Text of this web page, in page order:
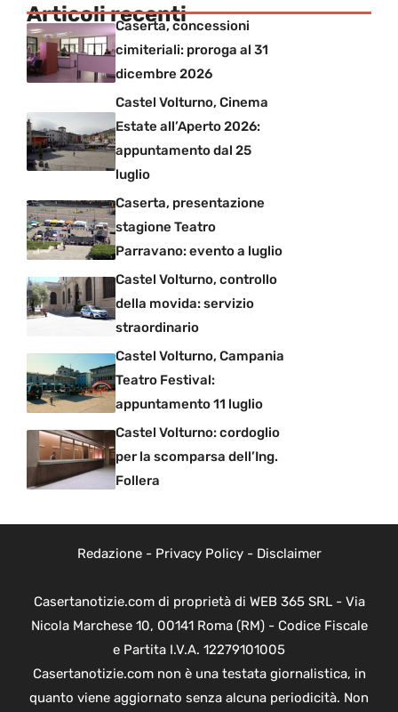
Articoli recenti
Caserta, concessioni
cimiteriali: proroga al 31
dicembre 2026
Castel Volturno, Cinema
Estate all’Aperto 2026:
appuntamento dal 25
luglio
Caserta, presentazione
stagione Teatro
Parravano: evento a luglio
Castel Volturno, controllo
della movida: servizio
straordinario
Castel Volturno, Campania
Teatro Festival:
appuntamento 11 luglio
Castel Volturno: cordoglio
per la scomparsa dell’Ing.
Follera
Redazione- Privacy Policy- Disclaimer
Casertanotizie.com di proprietà di WEB 365 SRL - Via
Nicola Marchese 10, 00141 Roma (RM) - Codice Fiscale
e Partita I.V.A. 12279101005
Casertanotizie.com non è una testata giornalistica, in
quanto viene aggiornato senza alcuna periodicità. Non